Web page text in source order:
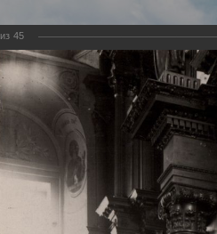
из 45